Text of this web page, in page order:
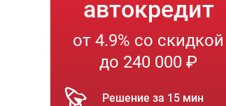
автокредит
от 4.9% со скидкой
до 240 000 ₽
Решение за 15 мин